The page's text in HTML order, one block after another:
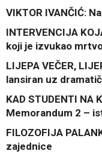
VIKTOR IVANČIĆ:
INTERVENCIJA
koji je izvukao
LIJEPA VEČER,
lansiran uz
KAD STUDENTI NA
Memorandum 2 –
FILOZOFIJA
zajednice